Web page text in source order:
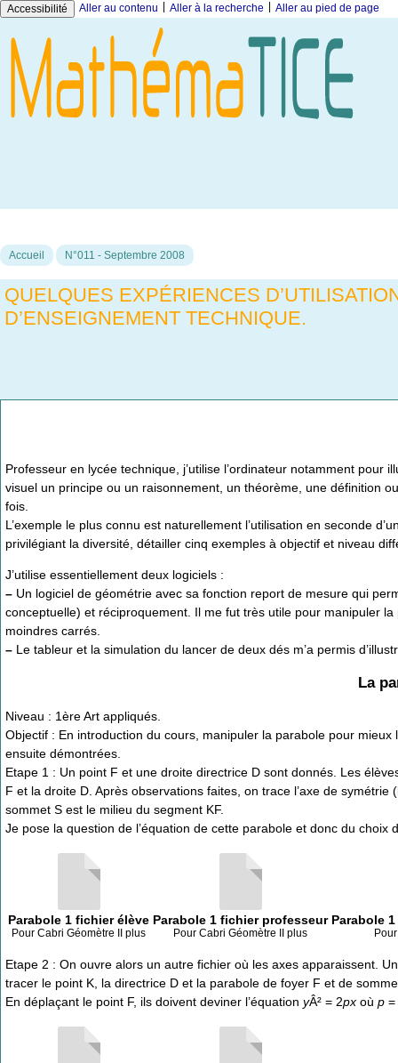
Accessibilité Aller au contenu Aller à la recherche Aller au pied de page
Accueil N°011 - Septembre 2008
QUELQUES EXPÉRIENCES
D’ENSEIGNEMENT TECHNIQUE.
Professeur en lycée technique, j’utilise l’ordinateur notamment
visuel un principe ou un raisonnement, un théorème, une définition
fois.
L’exemple le plus connu est naturellement l’utilisation en seconde
privilégiant la diversité, détailler cinq exemples à objectif et niveau
J’utilise essentiellement deux logiciels :
– Un logiciel de géométrie avec sa fonction report de mesure qui
conceptuelle) et réciproquement. Il me fut très utile pour manipuler
moindres carrés.
– Le tableur et la simulation du lancer de deux dés m’a permis
La
Niveau : 1ère Art appliqués.
Objectif : En introduction du cours, manipuler la parabole pour
ensuite démontrées.
Etape 1 : Un point F et une droite directrice D sont donnés. Les
F et la droite D. Après observations faites, on trace l’axe de
sommet S est le milieu du segment KF.
Je pose la question de l’équation de cette parabole et donc du
Parabole 1 fichier élève
Pour Cabri Géomètre II plus
Parabole 1 fichier professeur
Pour Cabri Géomètre II plus
Parabole
Etape 2 : On ouvre alors un autre fichier où les axes apparaissent.
tracer le point K, la directrice D et la parabole de foyer F et de
En déplaçant le point F, ils doivent deviner l’équation yÂ² = 2px où p =